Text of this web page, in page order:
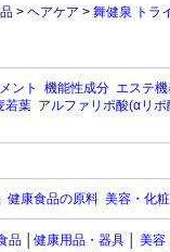
> ヘアケア > 舞健泉 トラ
ント 機能性成分 エステ
若葉 アルファリポ酸(αリポ
健康食品の原料 美容・化
品 健康用品・器具 美容